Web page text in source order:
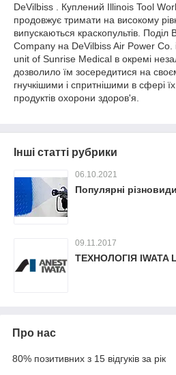
DeVilbiss . Куплений Illinois Tool
продовжує тримати на високому
випускаються краскопультів.
Company на DeVilbiss Air Power Co.
unit of Sunrise Medical в окремі
дозволило їм зосередитися на
гнучкішими і спритнішими в сфері
продуктів охорони здоров'я.
Інші статті рубрики
06.10.2021
Популярні
09.11.2017
ТЕХНОЛОГІЯ IWATA
Про нас
80% позитивних з 15 відгуків за рік